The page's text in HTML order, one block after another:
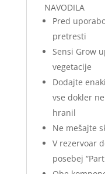
NAVODILA
Pred
pretresti
Sensi Grow
vegetacije
Dodajte
vse dokler
hranil
Ne mešajte
V rezervoar
posebej “Part